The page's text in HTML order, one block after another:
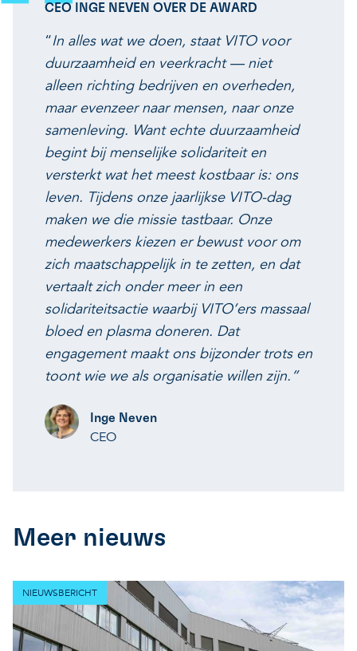
CEO INGE NEVEN OVER DE AWARD
“In alles wat we doen, staat VITO voor
duurzaamheid en veerkracht — niet
alleen richting bedrijven en overheden,
maar evenzeer naar mensen, naar onze
samenleving. Want echte duurzaamheid
begint bij menselijke solidariteit en
versterkt wat het meest kostbaar is: ons
leven. Tijdens onze jaarlijkse VITO-dag
maken we die missie tastbaar. Onze
medewerkers kiezen er bewust voor om
zich maatschappelijk in te zetten, en dat
vertaalt zich onder meer in een
solidariteitsactie waarbij VITO’ers massaal
bloed en plasma doneren. Dat
engagement maakt ons bijzonder trots en
toont wie we als organisatie willen zijn.”
Inge Neven
CEO
Meer nieuws
NIEUWSBERICHT